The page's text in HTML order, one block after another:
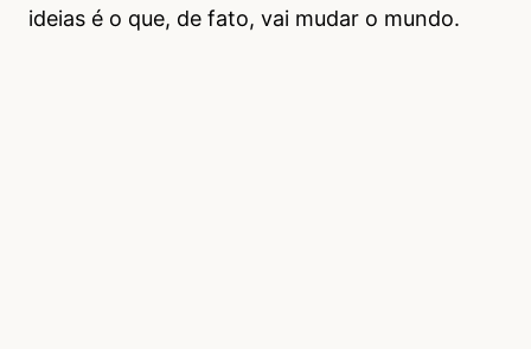
ideias é o que, de fato, vai mudar o mundo.